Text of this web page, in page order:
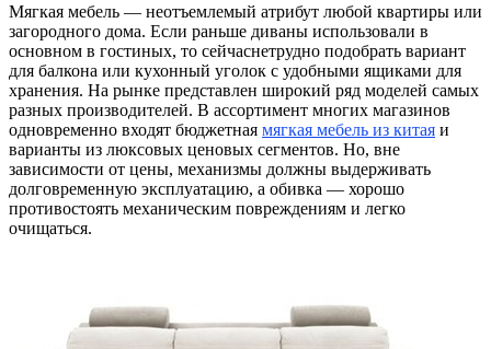
Мягкая мебель — неотъемлемый атрибут любой квартиры или
загородного дома. Если раньше диваны использовали в
основном в гостиных, то сейчаснетрудно подобрать вариант
для балкона или кухонный уголок с удобными ящиками для
хранения. На рынке представлен широкий ряд моделей самых
разных производителей. В ассортимент многих магазинов
одновременно входят бюджетная мягкая мебель из китая и
варианты из люксовых ценовых сегментов. Но, вне
зависимости от цены, механизмы должны выдерживать
долговременную эксплуатацию, а обивка — хорошо
противостоять механическим повреждениям и легко
очищаться.